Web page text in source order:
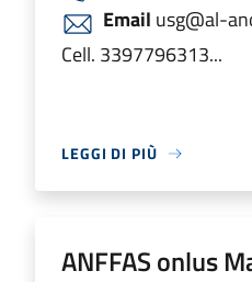
Email usg@al-
Cell. 3397796313...
LEGGI DI PIÙ
ANFFAS onlus